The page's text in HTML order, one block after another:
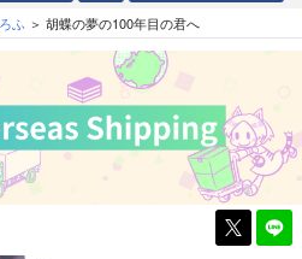
ふ 胡蝶の夢の100年目の君へ